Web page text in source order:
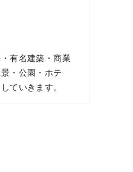
有名建築・商業
・公園・ホテ
ていきます。